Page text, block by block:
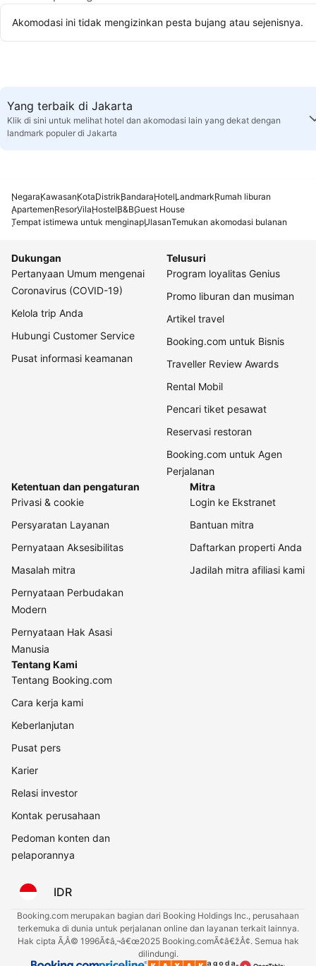
Akomodasi ini tidak mengizinkan pesta bujang atau sejenisnya.
Yang terbaik di Jakarta
Klik di sini untuk melihat hotel dan akomodasi lain yang dekat dengan
landmark populer di Jakarta
NegaraKawasanKotaDistrikBandaraHotelLandmarkRumah liburan
ApartemenResorVilaHostelB&BGuest House
Tempat istimewa untuk menginapUlasanTemukan akomodasi bulanan
Dukungan
Pertanyaan Umum mengenai
Coronavirus (COVID-19)
Kelola trip Anda
Hubungi Customer Service
Pusat informasi keamanan
Telusuri
Program loyalitas Genius
Promo liburan dan musiman
Artikel travel
Booking.com untuk Bisnis
Traveller Review Awards
Rental Mobil
Pencari tiket pesawat
Reservasi restoran
Booking.com untuk Agen
Perjalanan
Ketentuan dan pengaturan
Privasi & cookie
Persyaratan Layanan
Pernyataan Aksesibilitas
Masalah mitra
Pernyataan Perbudakan
Modern
Pernyataan Hak Asasi
Manusia
Mitra
Login ke Ekstranet
Bantuan mitra
Daftarkan properti Anda
Jadilah mitra afiliasi kami
Tentang Kami
Tentang Booking.com
Cara kerja kami
Keberlanjutan
Pusat pers
Karier
Relasi investor
Kontak perusahaan
Pedoman konten dan
pelaporannya
IDR
Booking.com merupakan bagian dari Booking Holdings Inc., perusahaan
terkemuka di dunia untuk perjalanan online dan layanan terkait lainnya.
Hak cipta Ã‚Â© 1996Ã¢â‚¬â€œ2025 Booking.comÃ¢â€žÂ¢. Semua hak
dilindungi.